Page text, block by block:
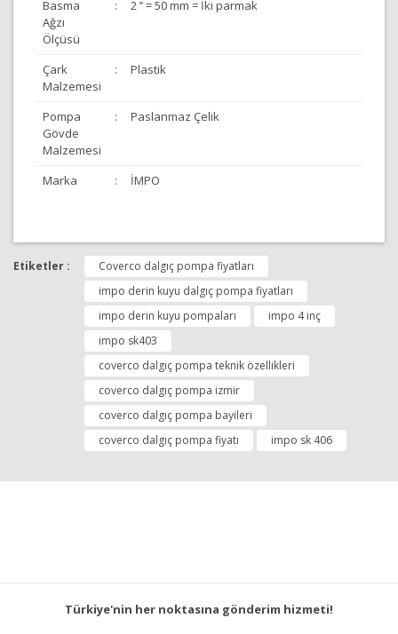
Basma
Ağzı
Ölçüsü
: 2 ’’ = 50 mm = İki parmak
Çark
Malzemesi
: Plastik
Pompa
Gövde
Malzemesi
: Paslanmaz Çelik
Marka : İMPO
Bu ürüne ilk yorumu siz yapın!
Yorum Yap
Bu ürünün fiyat bilgisi, resim, ürün açıklamalarında ve
diğer konularda yetersiz gördüğünüz noktaları öneri
formunu kullanarak tarafımıza iletebilirsiniz.
Görüş ve önerileriniz için teşekkür ederiz.
Ürün resmi kalitesiz, bozuk veya görüntülenemiyor.
Ürün açıklamasında eksik bilgiler bulunuyor.
Ürün bilgilerinde hatalar bulunuyor.
Ürün fiyatı diğer sitelerden daha pahalı.
Bu ürüne benzer farklı alternatifler olmalı.
Etiketler :
Coverco dalgıç pompa fiyatları
impo derin kuyu dalgıç pompa fiyatları
impo derin kuyu pompaları
impo 4 inç
impo sk403
coverco dalgıç pompa teknik özellikleri
coverco dalgıç pompa izmir
coverco dalgıç pompa bayileri
coverco dalgıç pompa fiyatı
impo sk 406
Türkiye'nin her noktasına gönderim hizmeti!